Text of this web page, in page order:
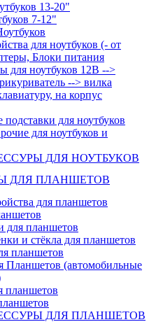
13-20"
7-12"
для ноутбуков (- от
Блоки питания
для ноутбуков 12В -->
--> вилка
на корпус
для ноутбуков
для ноутбуков и
ДЛЯ НОУТБУКОВ
ДЛЯ ПЛАНШЕТОВ
для планшетов
для планшетов
и стёкла для планшетов
планшетов
Планшетов (автомобильные
планшетов
ДЛЯ ПЛАНШЕТОВ